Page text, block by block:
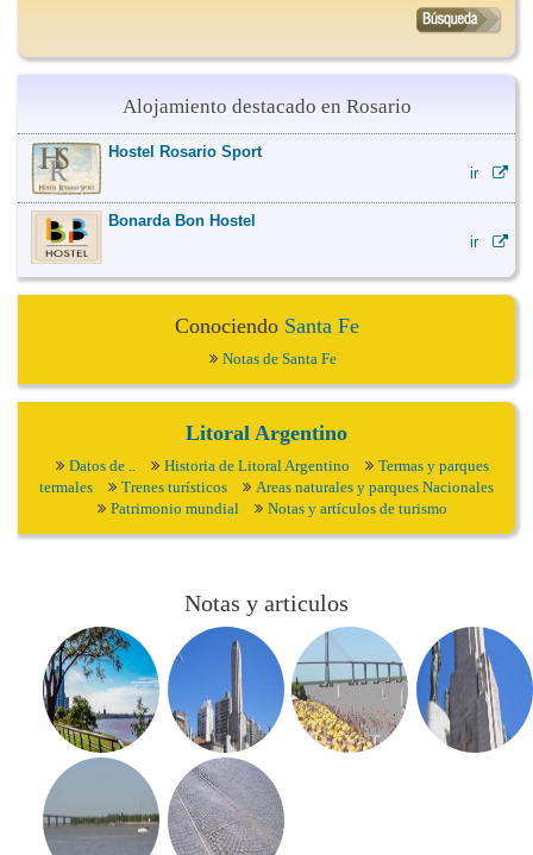
Alojamiento destacado en Rosario
Hostel Rosario Sport
ir
Bonarda Bon Hostel
ir
Conociendo Santa Fe
Notas de Santa Fe
Litoral Argentino
Datos de .. Historia de Litoral Argentino
Termas y parques
termales
Trenes turísticos
Areas naturales y parques Nacionales
Patrimonio mundial
Notas y artículos de turismo
Notas y articulos